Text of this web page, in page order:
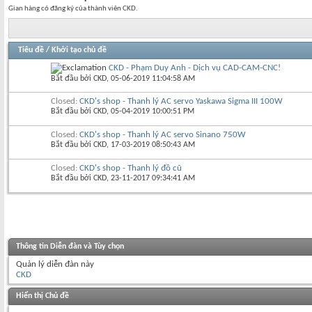
Gian hàng có đăng ký của thành viên CKD.
Tiêu đề / Khởi tạo chủ đề
CKD - Phạm Duy Anh - Dịch vụ CAD-CAM-CNC!
Bắt đầu bởi CKD‎, 05-06-2019 11:04:58 AM
Closed: CKD's shop - Thanh lý AC servo Yaskawa Sigma III 100W
Bắt đầu bởi CKD‎, 05-04-2019 10:00:51 PM
Closed: CKD's shop - Thanh lý AC servo Sinano 750W
Bắt đầu bởi CKD‎, 17-03-2019 08:50:43 AM
Closed: CKD's shop - Thanh lý đồ cũ
Bắt đầu bởi CKD‎, 23-11-2017 09:34:41 AM
Thông tin Diễn đàn và Tùy chọn
Quản lý diễn đàn này
CKD
Hiển thị Chủ đề